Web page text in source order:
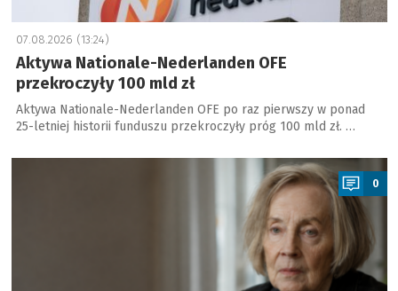
07.08.2026 (13:24)
Aktywa Nationale-Nederlanden OFE
przekroczyły 100 mld zł
Aktywa Nationale-Nederlanden OFE po raz pierwszy w ponad
25-letniej historii funduszu przekroczyły próg 100 mld zł. …
a
0